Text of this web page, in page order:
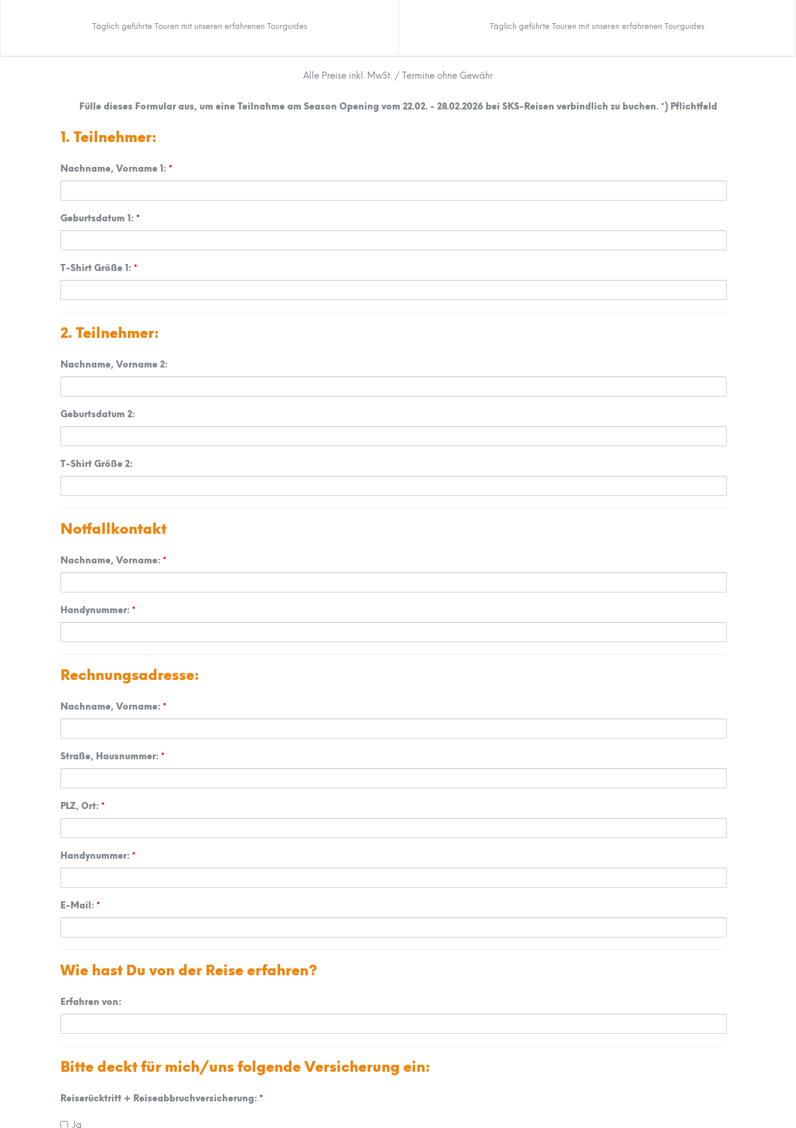
Täglich geführte Touren mit unseren erfahrenen Tourguides Täglich geführte Touren mit unseren erfahrenen Tourguides
Alle Preise inkl. MwSt. / Termine ohne Gewähr
Fülle dieses Formular aus, um eine Teilnahme am Season Opening vom 22.02.- 28.02.2026bei SKS-Reisen verbindlich zu buchen. *) Pflichtfeld
1. Teilnehmer:
Nachname, Vorname 1: *
Geburtsdatum 1: *
T-Shirt Größe 1: *
2. Teilnehmer:
Nachname, Vorname 2:
Geburtsdatum 2:
T-Shirt Größe 2:
Notfallkontakt
Nachname, Vorname: *
Handynummer: *
Rechnungsadresse:
Nachname, Vorname: *
Straße, Hausnummer: *
PLZ, Ort: *
Handynummer: *
E-Mail: *
Wie hast Du von der Reise erfahren?
Erfahren von:
Bitte deckt für mich/uns folgende Versicherung ein:
Reiserücktritt + Reiseabbruchversicherung: *
Ja